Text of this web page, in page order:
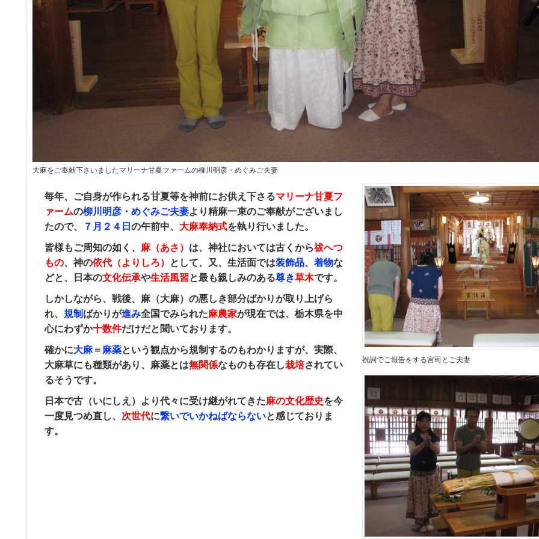
大麻をご奉献下さいましたマリーナ甘夏ファームの柳川明彦・めぐみご夫妻
祝詞でご報告をする宮司とご夫妻
毎年、ご自身が作られる甘夏等を神前にお供え下さるマリーナ甘夏フ
ァームの柳川明彦・めぐみご夫妻より精麻一束のご奉献がございまし
たので、
７月２４日 の午前中、 大麻奉納式を執り行いました。
皆様もご周知の如く、 麻（あさ） は、神社においては古くから祓へつ
もの、神の依代（よりしろ） として、又、生活面では装飾品、 着物な
どと、日本の文化伝承や生活風習と最も親しみのある尊き草木です。
しかしながら、戦後、麻（大麻）の悪しき部分ばかりが取り上げら
れ、 規制 ばかりが進み全国でみられた麻農家が現在では、栃木県を中
心にわずか十数件だけだと聞いております。
確かに大麻＝ 麻薬という観点から規制するのもわかりますが、実際、
大麻草にも種類があり、麻薬とは無関係なものも存在し栽培されてい
るそうです。
日本で古（いにしえ）より代々に受け継がれてきた麻の文化歴史を今
一度見つめ直し、 次世代に繋いでいかねばならないと感じておりま
す。